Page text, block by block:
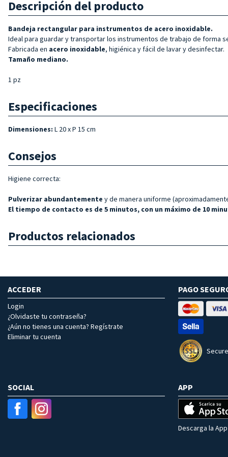
Descripción del producto
Bandeja rectangular para instrumentos de acero inoxidable.
Ideal para guardar y transportar los instrumentos de trabajo de forma
Fabricada en acero inoxidable, higiénica y fácil de lavar y desinfectar.
Tamaño mediano.
1 pz
Especificaciones
Dimensiones: L 20 x P 15 cm
Consejos
Higiene correcta:
Pulverizar abundantemente y de manera uniforme
El tiempo de contacto es de 5 minutos, con un máximo de 10
Productos relacionados
ACCEDER
Login
¿Olvidaste tu contraseña?
¿Aún no tienes una cuenta? Regístrate
Eliminar tu cuenta
PAGO
SOCIAL APP
Descarga la